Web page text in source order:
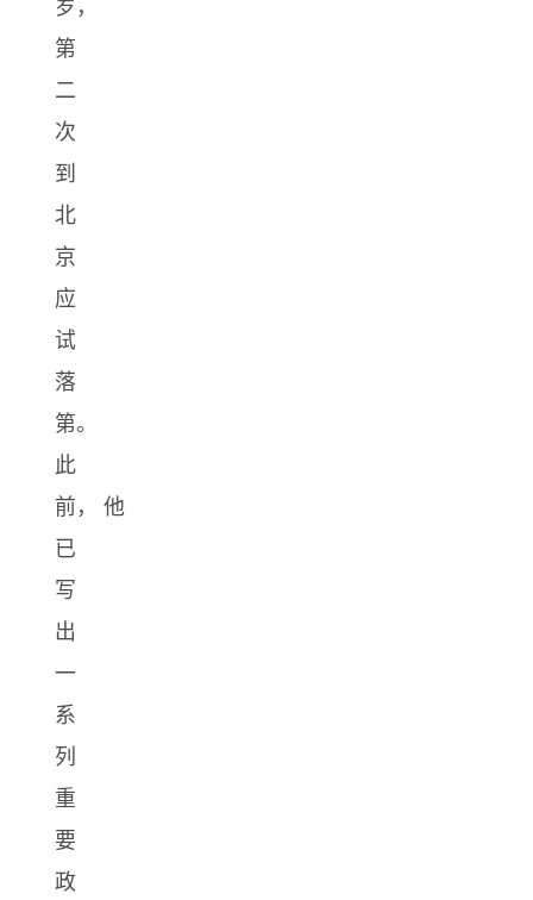
第
二
次
到
北
京
应
试
落
第。
此
前， 他
已
写
出
一
系
列
重
要
政